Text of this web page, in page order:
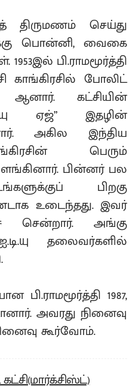
திருமணம் செய்து
பொன்னி, வைகை
பி.ராமமூர்த்தி
காங்கிரசில் போலிட்
ஆனார். கட்சியின்
ஏஜ்” இதழின்
அகில இந்திய
பெரும்
பின்னர் பல
பிறகு
உடைந்தது. இவர்
சென்றார். அங்கு
தலைவர்களில்
பி.ராமமூர்த்தி 1987,
அவரது நினைவு
கூர்வோம்.